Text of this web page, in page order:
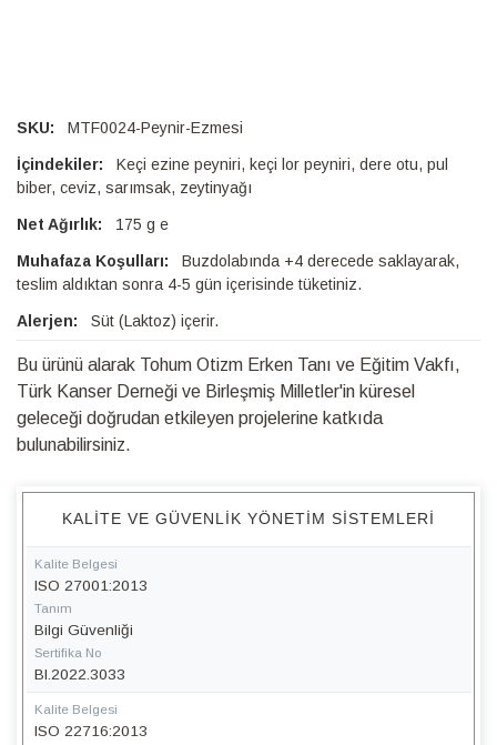
MTF0024-Peynir-Ezmesi
Keçi ezine peyniri, keçi lor peyniri, dere otu, pul
biber, ceviz, sarımsak, zeytinyağı
175 g e
Buzdolabında +4 derecede saklayarak,
teslim aldıktan sonra 4-5 gün içerisinde tüketiniz.
Süt (Laktoz) içerir.
Bu ürünü alarak Tohum Otizm Erken Tanı ve Eğitim Vakfı,
Türk Kanser Derneği ve Birleşmiş Milletler'in küresel
geleceği doğrudan etkileyen projelerine katkıda
bulunabilirsiniz.
KALITE VE GÜVENLIK YÖNETIM SISTEMLERI
Kalite Belgesi
ISO 27001:2013
Tanım
Bilgi Güvenliği
Sertifika No
BI.2022.3033
Kalite Belgesi
ISO 22716:2013